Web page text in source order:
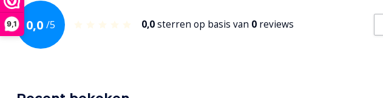
9,1 0,0 /5 0,0sterren op basis van 0 reviews